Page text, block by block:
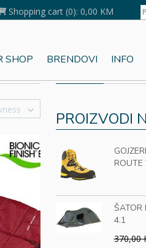
Shopping cart (0): 0,00 KM
SHOP BRENDOVI INFO
PROIZVODI
ROUTE
ŠATOR
4.1
370,00